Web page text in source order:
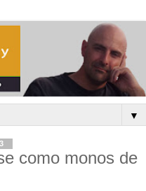
▼
como monos de